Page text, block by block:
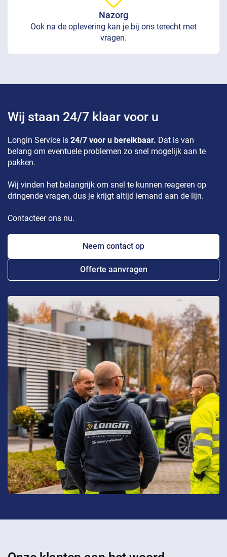
Nazorg
Ook na de oplevering kan je bij ons terecht met
vragen.
Wij staan 24/7 klaar voor u
Longin Service is 24/7 voor u bereikbaar. Dat is van
belang om eventuele problemen zo snel mogelijk aan te
pakken.
Wij vinden het belangrijk om snel te kunnen reageren op
dringende vragen, dus je krijgt altijd iemand aan de lijn.
Contacteer ons nu.
Neem contact op
Offerte aanvragen